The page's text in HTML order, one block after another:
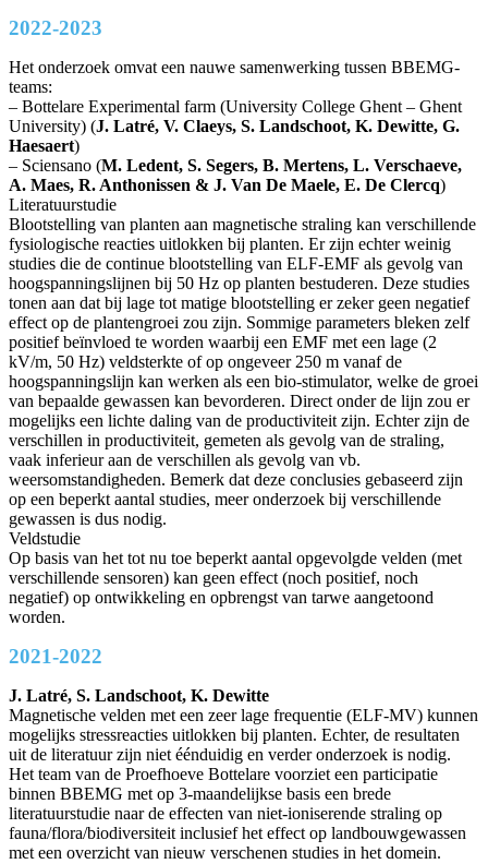
2022-2023
Het onderzoek omvat een nauwe samenwerking tussen BBEMG-
teams:
– Bottelare Experimental farm (University College Ghent – Ghent
University) (J. Latré, V. Claeys, S. Landschoot, K. Dewitte, G.
Haesaert)
– Sciensano (M. Ledent, S. Segers, B. Mertens, L. Verschaeve,
A. Maes, R. Anthonissen & J. Van De Maele, E. De Clercq)
Literatuurstudie
Blootstelling van planten aan magnetische straling kan verschillende
fysiologische reacties uitlokken bij planten. Er zijn echter weinig
studies die de continue blootstelling van ELF-EMF als gevolg van
hoogspanningslijnen bij 50 Hz op planten bestuderen. Deze studies
tonen aan dat bij lage tot matige blootstelling er zeker geen negatief
effect op de plantengroei zou zijn. Sommige parameters bleken zelf
positief beïnvloed te worden waarbij een EMF met een lage (2
kV/m, 50 Hz) veldsterkte of op ongeveer 250 m vanaf de
hoogspanningslijn kan werken als een bio-stimulator, welke de groei
van bepaalde gewassen kan bevorderen. Direct onder de lijn zou er
mogelijks een lichte daling van de productiviteit zijn. Echter zijn de
verschillen in productiviteit, gemeten als gevolg van de straling,
vaak inferieur aan de verschillen als gevolg van vb.
weersomstandigheden. Bemerk dat deze conclusies gebaseerd zijn
op een beperkt aantal studies, meer onderzoek bij verschillende
gewassen is dus nodig.
Veldstudie
Op basis van het tot nu toe beperkt aantal opgevolgde velden (met
verschillende sensoren) kan geen effect (noch positief, noch
negatief) op ontwikkeling en opbrengst van tarwe aangetoond
worden.
2021-2022
J. Latré, S. Landschoot, K. Dewitte
Magnetische velden met een zeer lage frequentie (ELF-MV) kunnen
mogelijks stressreacties uitlokken bij planten. Echter, de resultaten
uit de literatuur zijn niet éénduidig en verder onderzoek is nodig.
Het team van de Proefhoeve Bottelare voorziet een participatie
binnen BBEMG met op 3-maandelijkse basis een brede
literatuurstudie naar de effecten van niet-ioniserende straling op
fauna/flora/biodiversiteit inclusief het effect op landbouwgewassen
met een overzicht van nieuw verschenen studies in het domein.